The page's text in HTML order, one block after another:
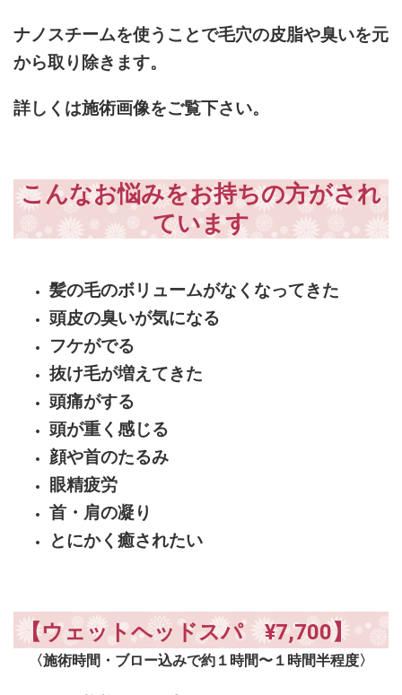
ナノスチームを使うことで毛穴の皮脂や臭いを元
から取り除きます。
詳しくは施術画像をご覧下さい。
こんなお悩みをお持ちの方がされ
ています
髪の毛のボリュームがなくなってきた
頭皮の臭いが気になる
フケがでる
抜け毛が増えてきた
頭痛がする
頭が重く感じる
顔や首のたるみ
眼精疲労
首・肩の凝り
とにかく癒されたい
【ウェットヘッドスパ ¥7,700】
〈施術時間・ブロー込みで約１時間〜１時間半程度〉